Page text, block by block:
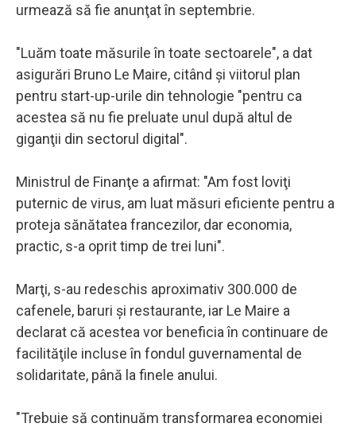
urmează să fie anunţat în septembrie.
"Luăm toate măsurile în toate sectoarele", a dat
asigurări Bruno Le Maire, citând şi viitorul plan
pentru start-up-urile din tehnologie "pentru ca
acestea să nu fie preluate unul după altul de
giganţii din sectorul digital".
Ministrul de Finanţe a afirmat: "Am fost loviţi
puternic de virus, am luat măsuri eficiente pentru a
proteja sănătatea francezilor, dar economia,
practic, s-a oprit timp de trei luni".
Marţi, s-au redeschis aproximativ 300.000 de
cafenele, baruri şi restaurante, iar Le Maire a
declarat că acestea vor beneficia în continuare de
facilităţile incluse în fondul guvernamental de
solidaritate, până la finele anului.
"Trebuie să continuăm transformarea economiei